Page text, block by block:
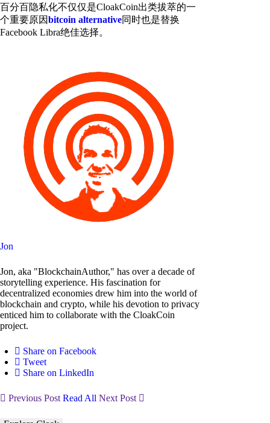
百分百隐私化不仅仅是CloakCoin出类拔萃的一
个重要原因bitcoin alternative同时也是替换
Facebook Libra绝佳选择。
Jon
Jon, aka "BlockchainAuthor," has over a decade of
storytelling experience. His fascination for
decentralized economies drew him into the world of
blockchain and crypto, while his devotion to privacy
enticed him to collaborate with the CloakCoin
project.
Share on Facebook
Tweet
Share on LinkedIn
Previous Post Read All Next Post